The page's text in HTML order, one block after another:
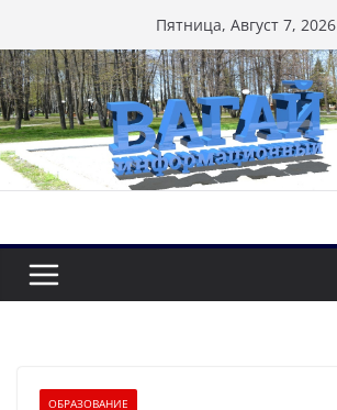
к
содержимому
Пятница, Август 7, 2026
ОБРАЗОВАНИЕ